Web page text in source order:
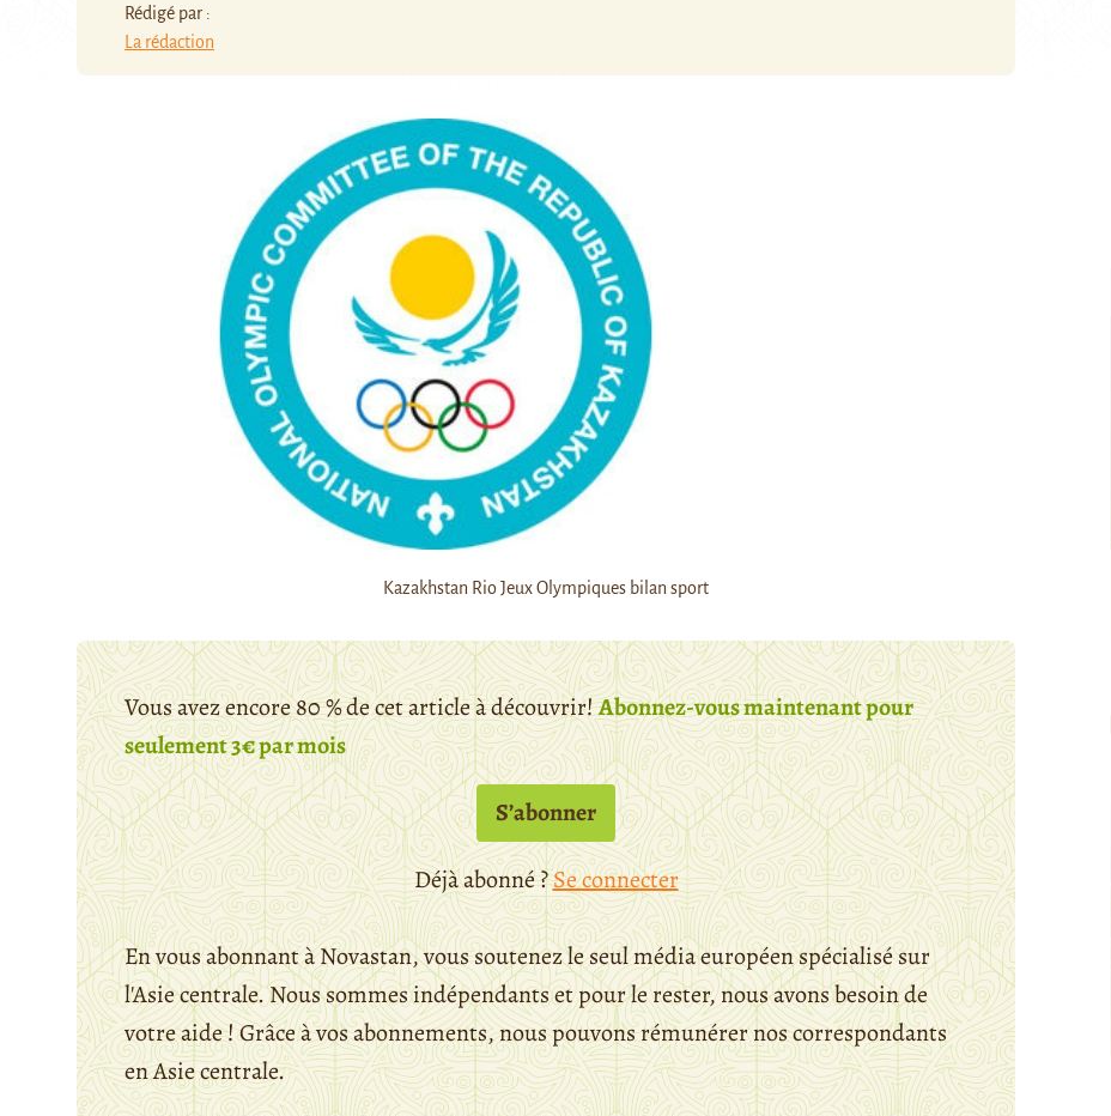
Rédigé par :
La rédaction
Kazakhstan Rio Jeux Olympiques bilan sport
Vous avez encore 80 % de cet article à découvrir!Abonnez-vous maintenant pour
seulement 3€ par mois
S’abonner
Déjà abonné ?Se connecter
En vous abonnant à Novastan, vous soutenez le seul média européen spécialisé sur
l'Asie centrale. Nous sommes indépendants et pour le rester, nous avons besoin de
votre aide ! Grâce à vos abonnements, nous pouvons rémunérer nos correspondants
en Asie centrale.